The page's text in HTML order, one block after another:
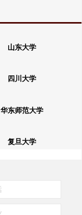
山东大学
四川大学
华东师范大学
复旦大学